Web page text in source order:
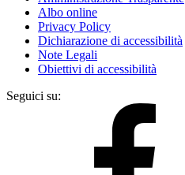
Albo online
Privacy Policy
Dichiarazione di accessibilità
Note Legali
Obiettivi di accessibilità
Seguici su: